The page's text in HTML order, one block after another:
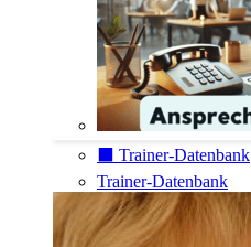
⬛️ Trainer-Datenbank
Trainer-Datenbank